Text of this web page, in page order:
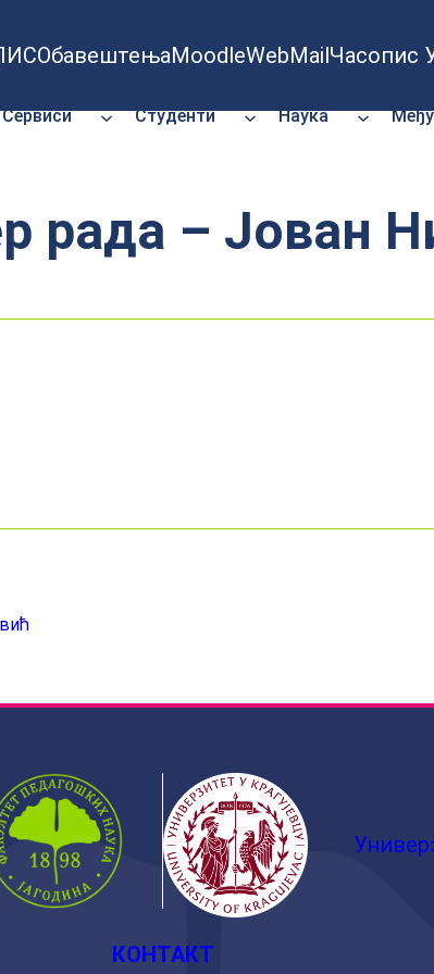
ОбавештењаMoodleWebMailЧасопис
Сервиси Студенти Наука
рада – Јован
КОНТАКТ